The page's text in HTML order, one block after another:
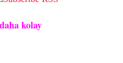
kolay